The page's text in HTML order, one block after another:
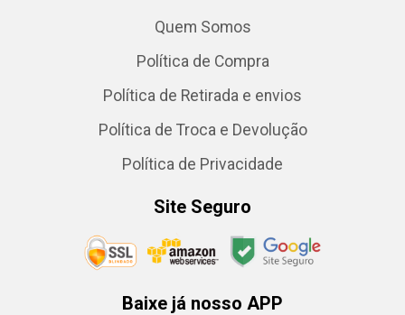
Quem Somos
Política de Compra
Política de Retirada e envios
Política de Troca e Devolução
Política de Privacidade
Site Seguro
Baixe já nosso APP